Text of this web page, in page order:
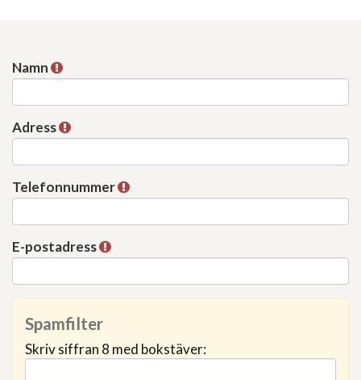
Namn
Adress
Telefonnummer
E-postadress
Spamfilter
Skriv siffran 8 med bokstäver: